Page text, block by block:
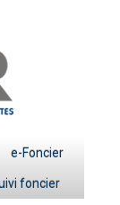
e-Foncier
foncier